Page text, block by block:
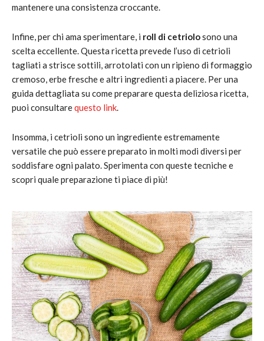
mantenere una consistenza croccante.
Infine, per chi ama sperimentare, i roll di cetriolosono una
scelta eccellente. Questa ricetta prevede l’uso di cetrioli
tagliati a strisce sottili, arrotolati con un ripieno di formaggio
cremoso, erbe fresche e altri ingredienti a piacere. Per una
guida dettagliata su come preparare questa deliziosa ricetta,
puoi consultarequesto link.
Insomma, i cetrioli sono un ingrediente estremamente
versatile che può essere preparato in molti modi diversi per
soddisfare ogni palato. Sperimenta con queste tecniche e
scopri quale preparazione ti piace di più!